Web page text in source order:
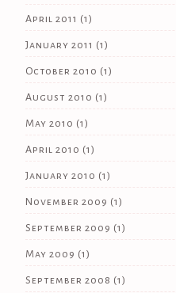
April 2011 (1)
January 2011 (1)
October 2010 (1)
August 2010 (1)
May 2010 (1)
April 2010 (1)
January 2010 (1)
November 2009 (1)
September 2009 (1)
May 2009 (1)
September 2008 (1)